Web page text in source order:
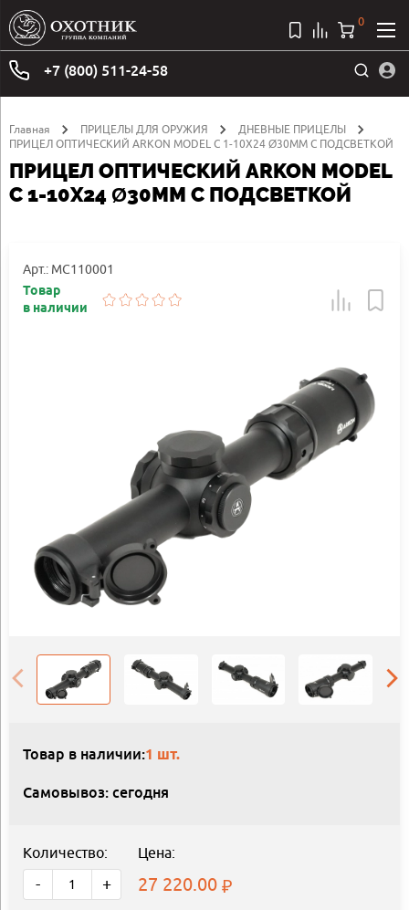
+7 (800) 511-24-58
0
Главная ПРИЦЕЛЫ ДЛЯ ОРУЖИЯ
ДНЕВНЫЕ ПРИЦЕЛЫ
ПРИЦЕЛ ОПТИЧЕСКИЙ ARKON MODEL C 1-10X24 Ø30ММ С ПОДСВЕТКОЙ
ПРИЦЕЛ ОПТИЧЕСКИЙ ARKON MODEL
C 1-10X24 Ø30ММ С ПОДСВЕТКОЙ
Арт.: MC110001
Товар
в наличии
Товар в наличии:1 шт.
Самовывоз: сегодня
Количество:
- +
Цена:
27 220.00